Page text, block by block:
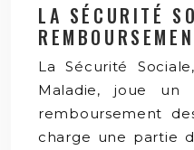
LA SÉCURITÉ
La Sécurité
Maladie, joue
remboursement
charge une partie